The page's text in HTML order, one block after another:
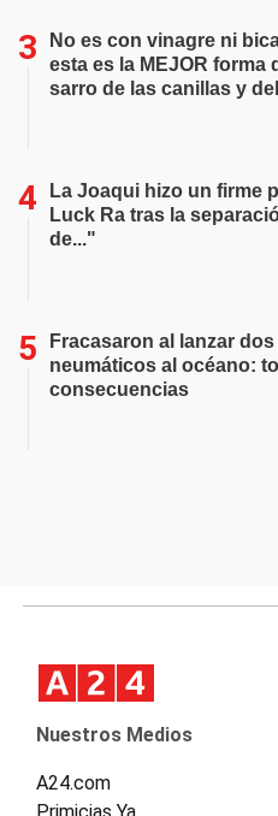
No es con vinagre ni
esta es la MEJOR forma
sarro de las canillas y
La Joaqui hizo un firme
Luck Ra tras la
de..."
Fracasaron al lanzar
neumáticos al océano:
consecuencias
Nuestros Medios
A24.com